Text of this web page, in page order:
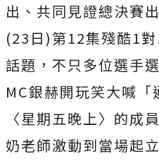
出、 共同見證總決賽
(23日)第12集殘酷1
話題， 不只多位選手
MC銀赫開玩笑大喊「
〈星期五晚上〉的成
奶老師激動到當場起